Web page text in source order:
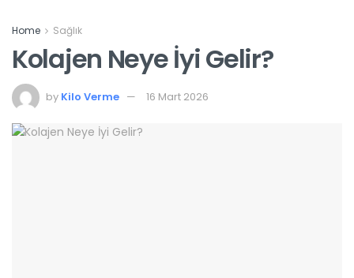
Home Sağlık
Kolajen Neye İyi Gelir?
by Kilo Verme 16 Mart 2026